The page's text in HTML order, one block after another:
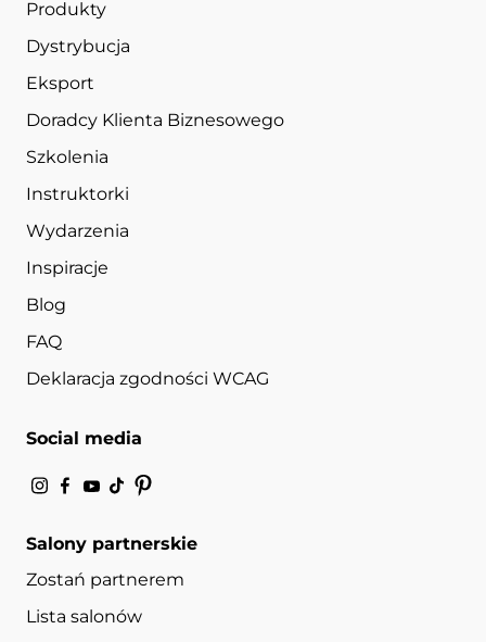
Produkty
Dystrybucja
Eksport
Doradcy Klienta Biznesowego
Szkolenia
Instruktorki
Wydarzenia
Inspiracje
Blog
FAQ
Deklaracja zgodności WCAG
Social media
Salony partnerskie
Zostań partnerem
Lista salonów